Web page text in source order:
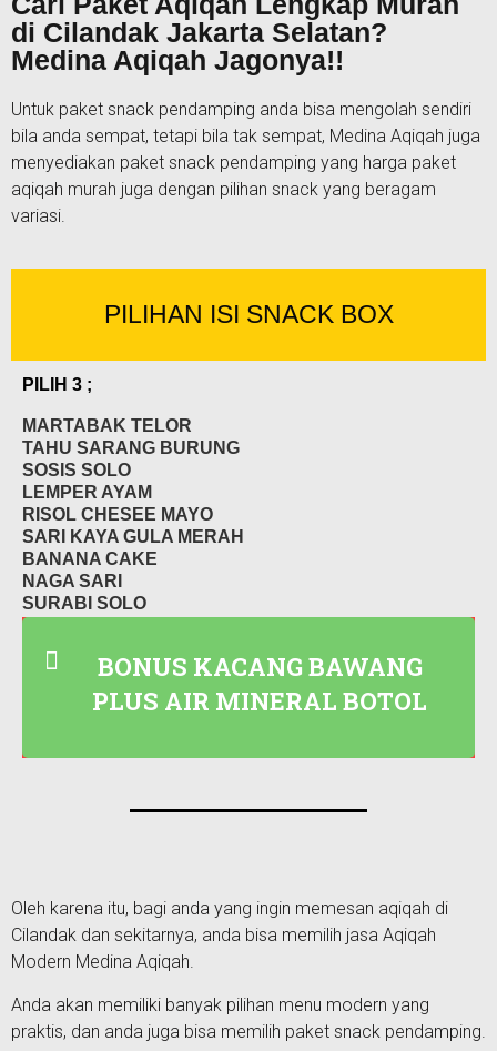
di Cilandak Jakarta Selatan?
Medina Aqiqah Jagonya!!
Untuk paket snack pendamping anda bisa mengolah sendiri
bila anda sempat, tetapi bila tak sempat, Medina Aqiqah juga
menyediakan paket snack pendamping yang harga paket
aqiqah murah juga dengan pilihan snack yang beragam
variasi.
PILIHAN ISI SNACK BOX
PILIH 3 ;
MARTABAK TELOR
TAHU SARANG BURUNG
SOSIS SOLO
LEMPER AYAM
RISOL CHESEE MAYO
SARI KAYA GULA MERAH
BANANA CAKE
NAGA SARI
SURABI SOLO
KUE LUMPUR
BONUS KACANG BAWANG
PLUS AIR MINERAL BOTOL
Oleh karena itu, bagi anda yang ingin memesan aqiqah di
Cilandak dan sekitarnya, anda bisa memilih jasa Aqiqah
Modern Medina Aqiqah.
Anda akan memiliki banyak pilihan menu modern yang
praktis, dan anda juga bisa memilih paket snack pendamping.